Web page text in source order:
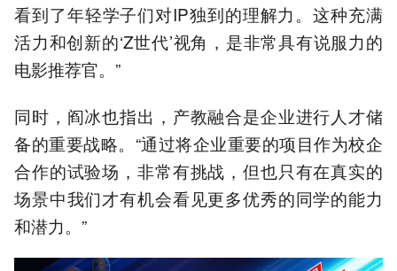
看到了年轻学子们对IP独到的理解力。这种充满
活力和创新的‘Z世代’视角，是非常具有说服力的
电影推荐官。”
同时，阎冰也指出，产教融合是企业进行人才储
备的重要战略。“通过将企业重要的项目作为校企
合作的试验场，非常有挑战，但也只有在真实的
场景中我们才有机会看见更多优秀的同学的能力
和潜力。”